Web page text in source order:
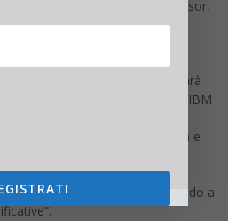
a Watson Discovery Advisor,
nuove relazioni e individuare
la possibilità di aumentare e
i processi di scoperta.
in cui la scoperta sarà
Rhodin, senior vice President, IBM
oggi rappresenta una naturale
cognitive computing di Watson e
esperti del settore uno
ad aumentare i risultati degli
nella R&S, portando a